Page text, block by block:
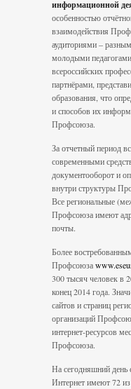
информационной
особенностью
взаимодействия
аудиториями –
молодыми
всероссийских
партнёрами,
образования, что
и способов их
Профсоюза.
За отчетный период
современными
документооборот и
внутри структуры
Все региональные
Профсоюза имеют
почты.
Более
Профсоюза
300 тысяч человек в
конец 2014 года.
сайтов и страниц
организаций
интернет-ресурсов
Профсоюза.
На сегодняшний день
Интернет имеют 72